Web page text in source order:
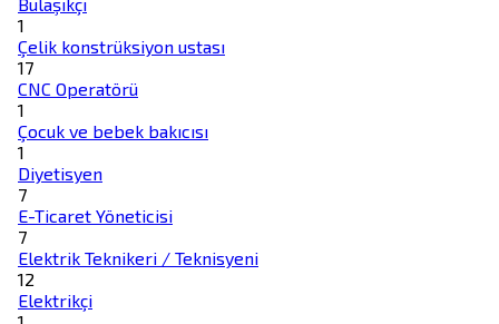
1
Çelik konstrüksiyon ustası
17
CNC Operatörü
1
Çocuk ve bebek bakıcısı
1
Diyetisyen
7
E-Ticaret Yöneticisi
7
Elektrik Teknikeri / Teknisyeni
12
Elektrikçi